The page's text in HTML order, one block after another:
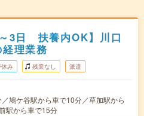
3日 扶養内OK】川口
理業務
み 残業なし 派遣
鳩ケ谷駅から車で10分／草加駅から
駅から車で15分